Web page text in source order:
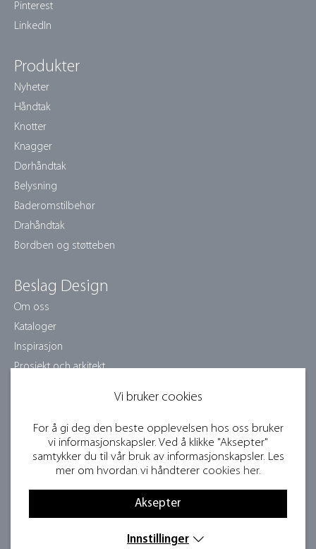
Vi bruker cookies
For å gi deg den beste opplevelsen hos oss bruker
vi informasjonskapsler. Ved å klikke "Aksepter"
samtykker du til vår bruk av informasjonskapsler. Les
mer om hvordan vi håndterer cookies her.
Innstillinger
Aksepter
Pinterest
LinkedIn
Produkter
Nyheter
Håndtak
Knotter
Knagger
Dørhåndtak
Belysning
Baderomstilbehør
Drahåndtak
Bordben og støtteben
Beslag Design
Om oss
Kataloger
Inspirasjon
Prosjekt och arkitekt
Samarbeidspartnere
Bildebank og presse
Bli forhandler